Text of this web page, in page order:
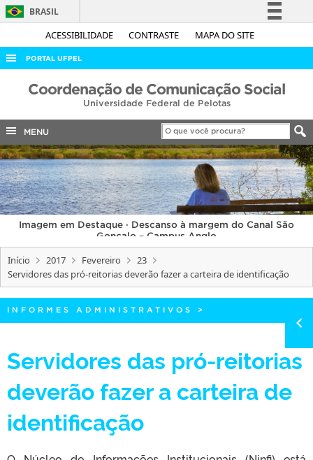
ACESSIBILIDADE CONTRASTE MAPA DO SITE
BRASIL
Simplifique!
Acesso à informação
Legislação
Canais
PORTAL UFPEL
ACESSO À INFORMAÇÃO
COBALTO
CONCURSOS
EDITAIS
INTERNACIONAL
OUVIDORIA
PORTARIAS
TELEFONES
Coordenação de Comunicação Social
Universidade Federal de Pelotas
MENU
Imagem em Destaque · Descanso à margem do Canal São
Gonçalo – Campus Anglo
Início 2017 Fevereiro
23
Servidores das pró-reitorias deverão fazer a carteira de identificação
INFORMES ADMINISTRATIVOS >
Servidores das pró-reitorias
deverão fazer a carteira de
identificação